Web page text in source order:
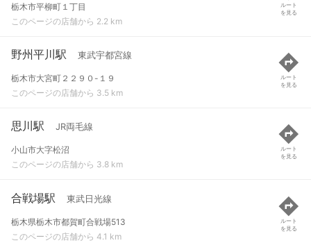
栃木市平柳町１丁目
このページの店舗から 2.2 km
ルート
を見る
野州平川駅 東武宇都宮線
栃木市大宮町２２９０-１９
このページの店舗から 3.5 km
ルート
を見る
思川駅 JR両毛線
小山市大字松沼
このページの店舗から 3.8 km
ルート
を見る
合戦場駅 東武日光線
栃木県栃木市都賀町合戦場513
このページの店舗から 4.1 km
ルート
を見る